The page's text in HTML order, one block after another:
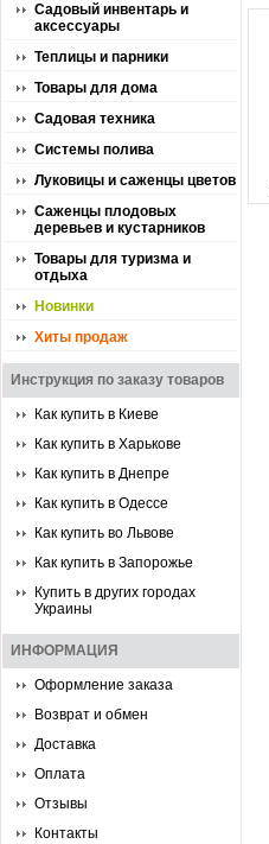
Садовый инвентарь и
аксессуары
Теплицы и парники
Товары для дома
Садовая техника
Системы полива
Луковицы и саженцы цветов
Саженцы плодовых
деревьев и кустарников
Товары для туризма и
отдыха
Новинки
Хиты продаж
Инструкция по заказу товаров
Как купить в Киеве
Как купить в Харькове
Как купить в Днепре
Как купить в Одессе
Как купить во Львове
Как купить в Запорожье
Купить в других городах
Украины
ИНФОРМАЦИЯ
Оформление заказа
Возврат и обмен
Доставка
Оплата
Отзывы
Контакты